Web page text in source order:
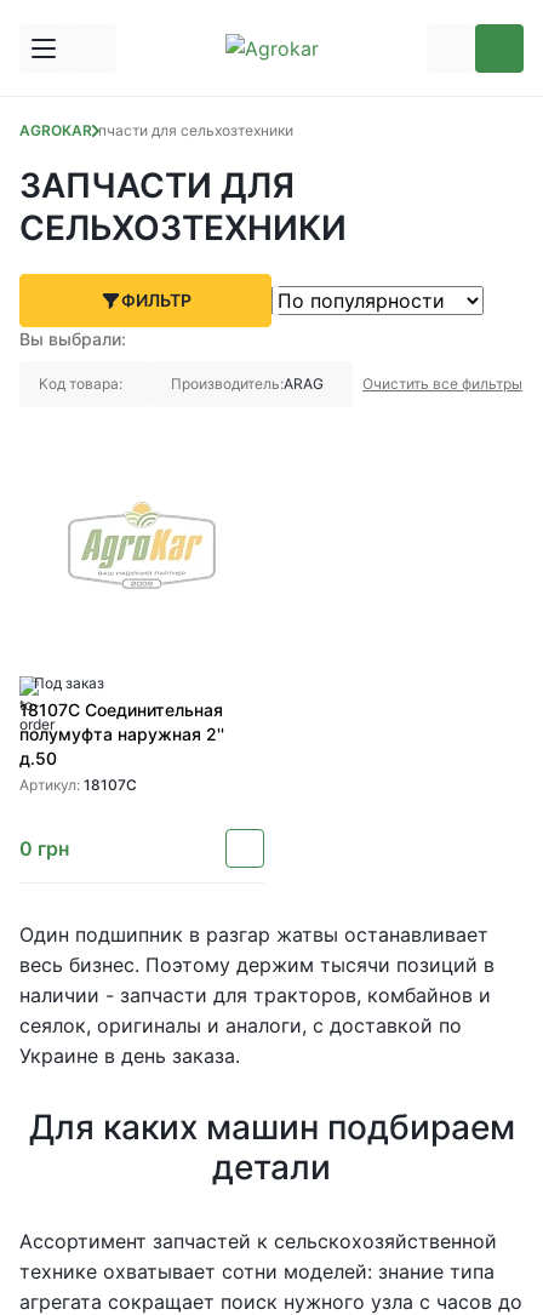
AGROKARЗапчасти для сельхозтехники
ЗАПЧАСТИ ДЛЯ
СЕЛЬХОЗТЕХНИКИ
ФИЛЬТР
Вы выбрали:
Код товара: Производитель:ARAG Очистить все фильтры
Под заказ
18107C Соединительная
полумуфта наружная 2''
д.50
Артикул: 18107C
0 грн
Один подшипник в разгар жатвы останавливает
весь бизнес. Поэтому держим тысячи позиций в
наличии - запчасти для тракторов, комбайнов и
сеялок, оригиналы и аналоги, с доставкой по
Украине в день заказа.
Для каких машин подбираем
детали
Ассортимент запчастей к сельскохозяйственной
технике охватывает сотни моделей: знание типа
агрегата сокращает поиск нужного узла с часов до